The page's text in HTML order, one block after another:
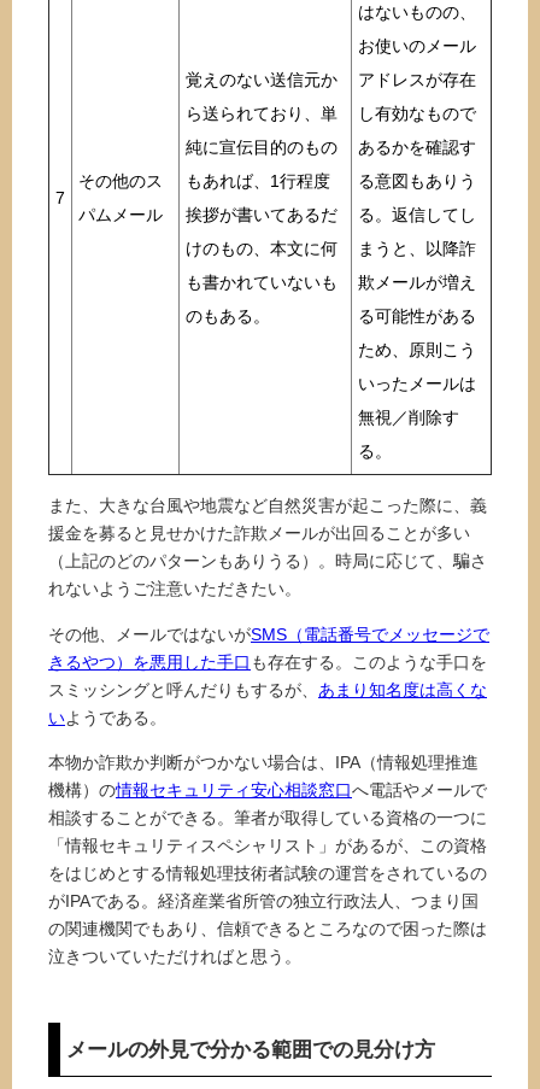
7
その他のス
パムメール
覚えのない送信元か
ら送られており、単
純に宣伝目的のもの
もあれば、1行程度
挨拶が書いてあるだ
けのもの、本文に何
も書かれていないも
のもある。
はないものの、
お使いのメール
アドレスが存在
し有効なもので
あるかを確認す
る意図もありう
る。返信してし
まうと、以降詐
欺メールが増え
る可能性がある
ため、原則こう
いったメールは
無視／削除す
る。
また、大きな台風や地震など自然災害が起こった際に、義
援金を募ると見せかけた詐欺メールが出回ることが多い
（上記のどのパターンもありうる）。時局に応じて、騙さ
れないようご注意いただきたい。
その他、メールではないがSMS（電話番号でメッセージで
きるやつ）を悪用した手口 も存在する。このような手口を
スミッシングと呼んだりもするが、 あまり知名度は高くな
いようである。
本物か詐欺か判断がつかない場合は、IPA（情報処理推進
機構）の情報セキュリティ安心相談窓口へ電話やメールで
相談することができる。筆者が取得している資格の一つに
「情報セキュリティスペシャリスト」があるが、この資格
をはじめとする情報処理技術者試験の運営をされているの
がIPAである。経済産業省所管の独立行政法人、つまり国
の関連機関でもあり、信頼できるところなので困った際は
泣きついていただければと思う。
メールの外見で分かる範囲での見分け方